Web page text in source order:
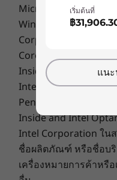
Storm Grey
Cloud Grey
Stone Blue
Abyss Blue
การเชื่อมต่อ
สูงสุด WiFi 6 (2x2
สูงสุด Bluetooth®5.2
พอร์ต/ช่องเสียบ
Microsoft, Windows,
Windows เป็นเครื่อง
Corporation.
Core Inside, Intel,
Inside, Intel Core,
Intel vPro, Itanium,
Pentium Inside, vPro
Inside and Intel
Intel Corporation ใน
ชื่อผลิตภัณฑ์ หรือชื่อบริ
เครื่องหมายการค้าหรื
เริ่มต้นที่
฿
แน